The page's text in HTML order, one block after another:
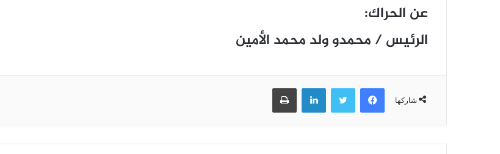
عن الحراك:
الرئيس / محمدو ولد محمد الأمين
شاركها
فيسبوك تويتر لينكدإن طباعة